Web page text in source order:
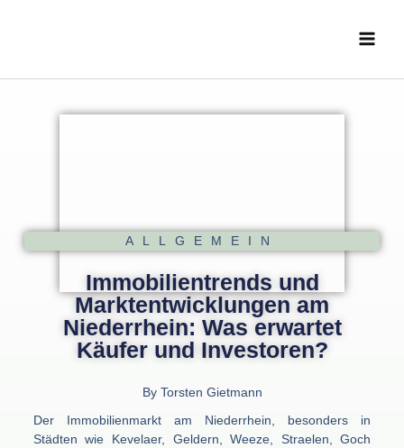
Menu
ALLGEMEIN
Immobilientrends und
Marktentwicklungen am
Niederrhein: Was erwartet
Käufer und Investoren?
ByTorsten Gietmann
Der Immobilienmarkt am Niederrhein, besonders in
Städten wie Kevelaer, Geldern, Weeze, Straelen, Goch